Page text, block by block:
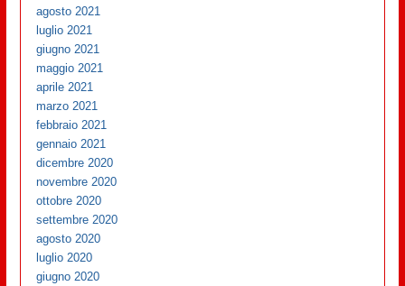
agosto 2021
luglio 2021
giugno 2021
maggio 2021
aprile 2021
marzo 2021
febbraio 2021
gennaio 2021
dicembre 2020
novembre 2020
ottobre 2020
settembre 2020
agosto 2020
luglio 2020
giugno 2020